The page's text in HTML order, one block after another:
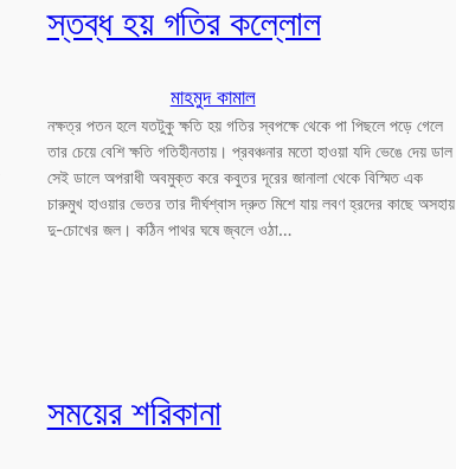
স্তব্ধ হয় গতির কল্লোল
মাহমুদ কামাল
নক্ষত্র পতন হলে যতটুকু ক্ষতি হয় গতির স্বপক্ষে থেকে পা পিছলে পড়ে গেলে
তার চেয়ে বেশি ক্ষতি গতিহীনতায়। প্রবঞ্চনার মতো হাওয়া যদি ভেঙে দেয় ডাল
সেই ডালে অপরাধী অবমুক্ত করে কবুতর দূরের জানালা থেকে বিস্মিত এক
চারুমুখ হাওয়ার ভেতর তার দীর্ঘশ্বাস দ্রুত মিশে যায় লবণ হ্রদের কাছে অসহায়
দু-চোখের জল। কঠিন পাথর ঘষে জ্বলে ওঠা…
সময়ের শরিকানা